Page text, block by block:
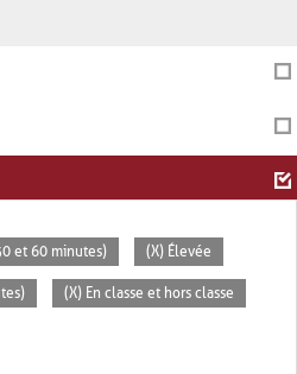
et 60 minutes) (X) Élevée
(X) En classe et hors classe